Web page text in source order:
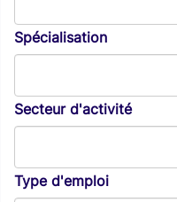
Spécialisation
Secteur d'activité
Type d'emploi